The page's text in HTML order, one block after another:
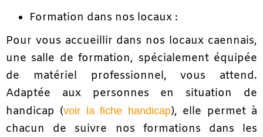
Formation dans nos locaux :
Pour vous accueillir dans nos locaux caennais,
une salle de formation, spécialement équipée
de matériel professionnel, vous attend.
Adaptée aux personnes en situation de
handicap (voir la fiche handicap), elle permet à
chacun de suivre nos formations dans les